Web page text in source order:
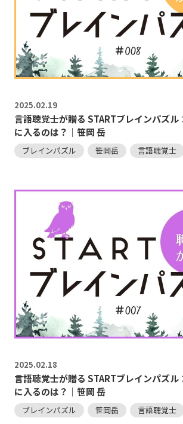
2025.02.19
言語聴覚士が贈る STARTブレインパズ
に入るのは？｜笹岡 岳
ブレインパズル 笹岡岳 言語聴覚士
2025.02.18
言語聴覚士が贈る STARTブレインパズ
に入るのは？｜笹岡 岳
ブレインパズル 笹岡岳 言語聴覚士